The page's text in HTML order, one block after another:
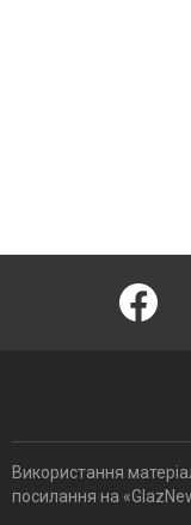
Використання
посилання на